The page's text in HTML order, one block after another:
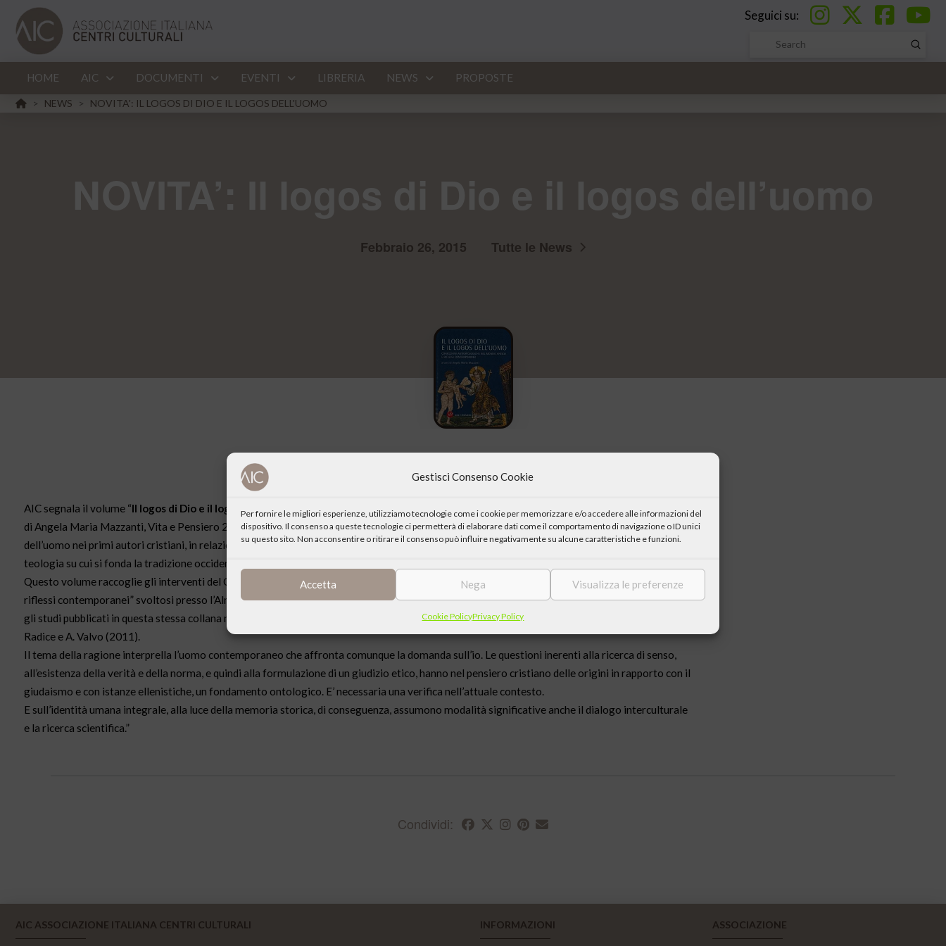
Gestisci Consenso Cookie
Per fornire le migliori esperienze, utilizziamo tecnologie come i cookie per memorizzare e/o accedere alle informazioni del
dispositivo. Il consenso a queste tecnologie ci permetterà di elaborare dati come il comportamento di navigazione o ID unici
su questo sito. Non acconsentire o ritirare il consenso può influire negativamente su alcune caratteristiche e funzioni.
Accetta Nega Visualizza le preferenze
Cookie PolicyPrivacy Policy
Seguici su:
Search
Submit
HOME AIC DOCUMENTI EVENTI LIBRERIA NEWS PROPOSTE
HOME
> NEWS > NOVITA': IL LOGOS DI DIO E IL LOGOS DELL'UOMO
Febbraio 26, 2015 Tutte le News
AIC segnala il volume “Il logos di Dio e il logos dell’uomo. Concezioni antropologiche nel mondo antico e riflessi contemporaneo ” a cura
di Angela Maria Mazzanti, Vita e Pensiero 2014. Dalla quarta di copertina: “L’indagine sull’origine, sulla natura e sulle funzioni del logos
dell’uomo nei primi autori cristiani, in relazione alla cultura classica e tardo-antica, è fondamentale per comprendere l’antropologia e la
teologia su cui si fonda la tradizione occidentale.
Questo volume raccoglie gli interventi del Convegno “Il Logos di Dio e il logos dell’uomo”. Concezioni antropologiche nel mondo antico e
riflessi contemporanei” svoltosi presso l’Alma Mater Studiorum – Università di Bologna (14-15 novembre 2012). esso si pone in continuità con
gli studi pubblicati in questa stessa collana nel volume Dal logos dei Greci e dei Romani al Logos di Dio. Ricordando Marta Sordi, a cura di R.
Radice e A. Valvo (2011).
Il tema della ragione interprella l’uomo contemporaneo che affronta comunque la domanda sull’io. Le questioni inerenti alla ricerca di senso,
all’esistenza della verità e della norma, e quindi alla formulazione di un giudizio etico, hanno nel pensiero cristiano delle origini in rapporto con il
giudaismo e con istanze ellenistiche, un fondamento ontologico. E’ necessaria una verifica nell’attuale contesto.
E sull’identità umana integrale, alla luce della memoria storica, di conseguenza, assumono modalità significative anche il dialogo interculturale
e la ricerca scientifica.”
Condividi:
AIC ASSOCIAZIONE ITALIANA CENTRI CULTURALI INFORMAZIONI ASSOCIAZIONE